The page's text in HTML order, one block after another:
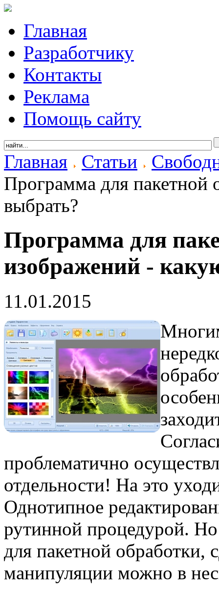
Главная
Разработчику
Контакты
Реклама
Помощь сайту
Главная Статьи
Программа для пакетной
выбрать?
Программа для
изображений -
11.01.2015
проблематично
отдельности! На это
Однотипное
рутинной процедурой.
для пакетной обработки,
манипуляции можно в